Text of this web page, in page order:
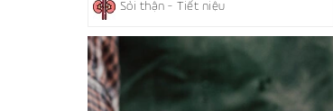
Sỏi thận - Tiết niệu